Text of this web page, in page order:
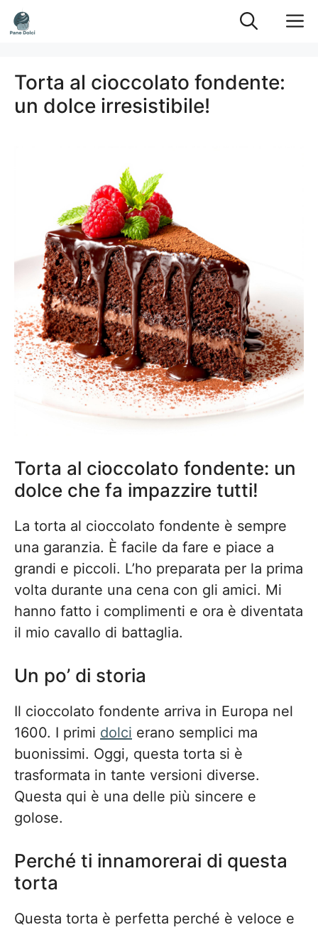
Vai
al
Torta al cioccolato fondente:
un dolce irresistibile!
Torta al cioccolato fondente: un
dolce che fa impazzire tutti!
La torta al cioccolato fondente è sempre
una garanzia. È facile da fare e piace a
grandi e piccoli. L’ho preparata per la prima
volta durante una cena con gli amici. Mi
hanno fatto i complimenti e ora è diventata
il mio cavallo di battaglia.
Un po’ di storia
Il cioccolato fondente arriva in Europa nel
1600. I primi dolci erano semplici ma
buonissimi. Oggi, questa torta si è
trasformata in tante versioni diverse.
Questa qui è una delle più sincere e
golose.
Perché ti innamorerai di questa
torta
Questa torta è perfetta perché è veloce e